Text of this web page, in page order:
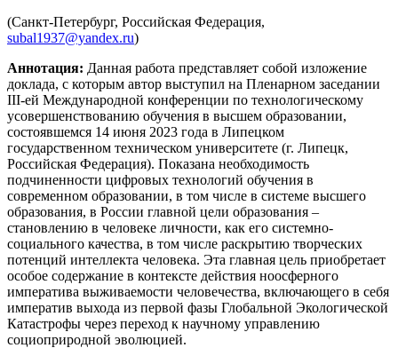
(Санкт-Петербург, Российская Федерация,
subal1937@yandex.ru)
Аннотация: Данная работа представляет собой изложение
доклада, с которым автор выступил на Пленарном заседании
III-ей Международной конференции по технологическому
усовершенствованию обучения в высшем образовании,
состоявшемся 14 июня 2023 года в Липецком
государственном техническом университете (г. Липецк,
Российская Федерация). Показана необходимость
подчиненности цифровых технологий обучения в
современном образовании, в том числе в системе высшего
образования, в России главной цели образования –
становлению в человеке личности, как его системно-
социального качества, в том числе раскрытию творческих
потенций интеллекта человека. Эта главная цель приобретает
особое содержание в контексте действия ноосферного
императива выживаемости человечества, включающего в себя
императив выхода из первой фазы Глобальной Экологической
Катастрофы через переход к научному управлению
социоприродной эволюцией.